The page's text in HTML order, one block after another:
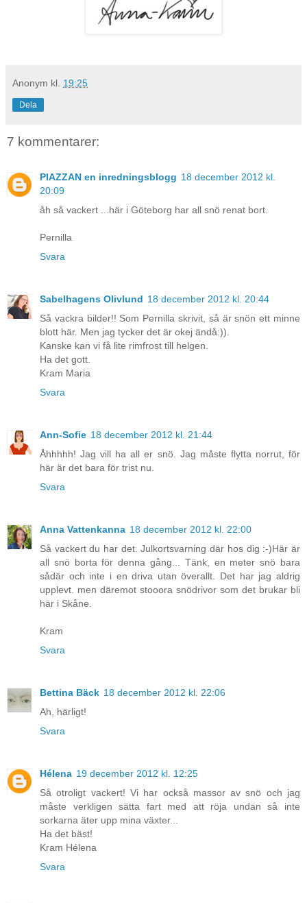
Anonym kl. 19:25
Dela
7 kommentarer:
PIAZZAN en inredningsblogg 18 december 2012 kl.
20:09
åh så vackert ...här i Göteborg har all snö renat bort.
Pernilla
Svara
Sabelhagens Olivlund 18 december 2012 kl. 20:44
Så vackra bilder!! Som Pernilla skrivit, så är snön ett minne
blott här. Men jag tycker det är okej ändå:)).
Kanske kan vi få lite rimfrost till helgen.
Ha det gott.
Kram Maria
Svara
Ann-Sofie 18 december 2012 kl. 21:44
Åhhhhh! Jag vill ha all er snö. Jag måste flytta norrut, för
här är det bara för trist nu.
Svara
Anna Vattenkanna 18 december 2012 kl. 22:00
Så vackert du har det. Julkortsvarning där hos dig :-)Här är
all snö borta för denna gång... Tänk, en meter snö bara
sådär och inte i en driva utan överallt. Det har jag aldrig
upplevt. men däremot stooora snödrivor som det brukar bli
här i Skåne.
Kram
Svara
Bettina Bäck 18 december 2012 kl. 22:06
Ah, härligt!
Svara
Hélena 19 december 2012 kl. 12:25
Så otroligt vackert! Vi har också massor av snö och jag
måste verkligen sätta fart med att röja undan så inte
sorkarna äter upp mina växter...
Ha det bäst!
Kram Hélena
Svara